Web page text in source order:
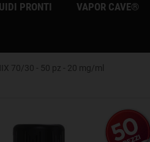
PRONTI VAPOR CAVE®
70/30 - 50 pz - 20 mg/ml